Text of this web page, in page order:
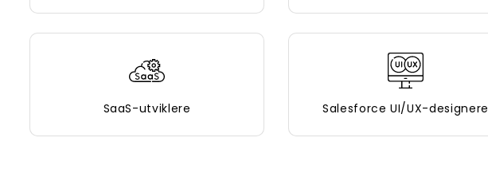
SaaS-utviklere Salesforce UI/UX-designere